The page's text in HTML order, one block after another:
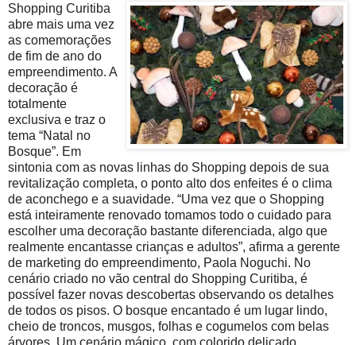
Shopping Curitiba
abre mais uma vez
as comemorações
de fim de ano do
empreendimento. A
decoração é
totalmente
exclusiva e traz o
tema “Natal no
Bosque”. Em
sintonia com as novas linhas do Shopping depois de sua
revitalização completa, o ponto alto dos enfeites é o clima
de aconchego e a suavidade. “Uma vez que o Shopping
está inteiramente renovado tomamos todo o cuidado para
escolher uma decoração bastante diferenciada, algo que
realmente encantasse crianças e adultos”, afirma a gerente
de marketing do empreendimento, Paola Noguchi. No
cenário criado no vão central do Shopping Curitiba, é
possível fazer novas descobertas observando os detalhes
de todos os pisos. O bosque encantado é um lugar lindo,
cheio de troncos, musgos, folhas e cogumelos com belas
árvores. Um cenário mágico, com colorido delicado